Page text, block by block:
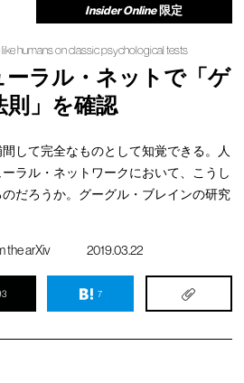
Insider Online 限定
humans on classic psychological tests
ーラル・ネットで「ゲ
則」を確認
して完全なものとして知覚できる。人
ラル・ネットワークにおいて、こうし
だろうか。グーグル・ブレインの研究
the arXiv 2019.03.22
7